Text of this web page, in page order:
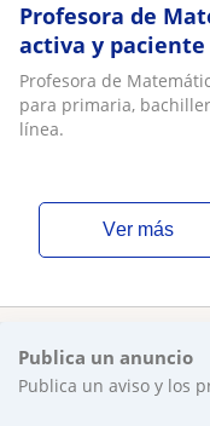
Profesora de
activa y
y preparación
Profesora de
para primaria,
línea.
ver más
Publica un anuncio
Publica un aviso y los